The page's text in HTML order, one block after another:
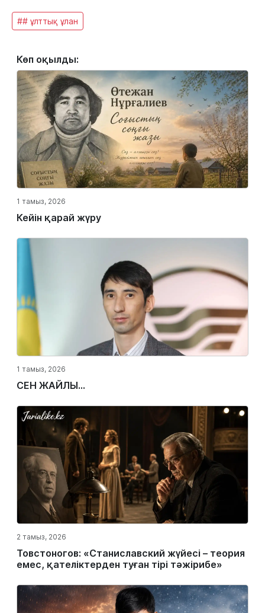
## ұлттық ұлан
Көп оқылды:
1 тамыз, 2026
Кейін қарай жүру
1 тамыз, 2026
СЕН ЖАЙЛЫ...
2 тамыз, 2026
Товстоногов: «Станиславский жүйесі – теория
емес, қателіктерден туған тірі тәжірибе»